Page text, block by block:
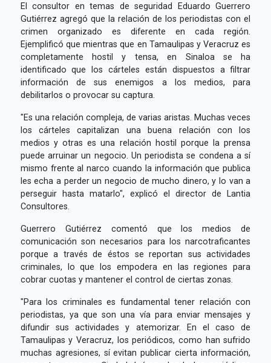
El consultor en temas de seguridad Eduardo Guerrero
Gutiérrez agregó que la relación de los periodistas con el
crimen organizado es diferente en cada región.
Ejemplificó que mientras que en Tamaulipas y Veracruz es
completamente hostil y tensa, en Sinaloa se ha
identificado que los cárteles están dispuestos a filtrar
información de sus enemigos a los medios, para
debilitarlos o provocar su captura.
"Es una relación compleja, de varias aristas. Muchas veces
los cárteles capitalizan una buena relación con los
medios y otras es una relación hostil porque la prensa
puede arruinar un negocio. Un periodista se condena a sí
mismo frente al narco cuando la información que publica
les echa a perder un negocio de mucho dinero, y lo van a
perseguir hasta matarlo", explicó el director de Lantia
Consultores.
Guerrero Gutiérrez comentó que los medios de
comunicación son necesarios para los narcotraficantes
porque a través de éstos se reportan sus actividades
criminales, lo que los empodera en las regiones para
cobrar cuotas y mantener el control de ciertas zonas.
"Para los criminales es fundamental tener relación con
periodistas, ya que son una vía para enviar mensajes y
difundir sus actividades y atemorizar. En el caso de
Tamaulipas y Veracruz, los periódicos, como han sufrido
muchas agresiones, sí evitan publicar cierta información,